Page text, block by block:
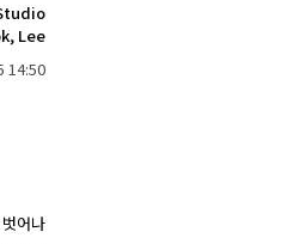
Lee
14:50
어나